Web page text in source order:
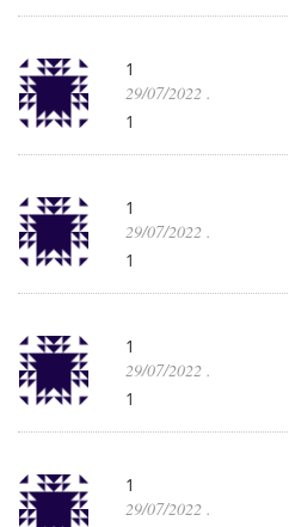
1
29/07/2022 .
1
1
29/07/2022 .
1
1
29/07/2022 .
1
1
29/07/2022 .